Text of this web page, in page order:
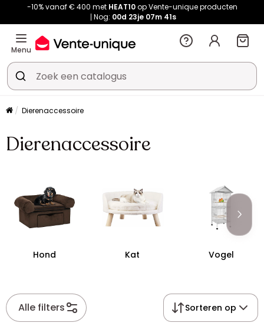
-10% vanaf € 400 met HEAT10op Vente-unique producten
Nog: 00d 23je 07m 41s
Menu
Dierenaccessoire
Dierenaccessoire
Hond Kat Vogel
Alle filters Sorteren op